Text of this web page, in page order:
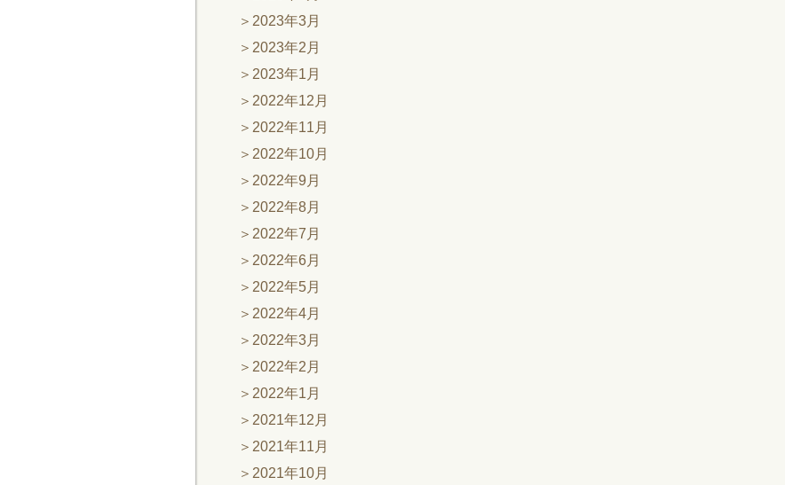
2023年3月
2023年2月
2023年1月
2022年12月
2022年11月
2022年10月
2022年9月
2022年8月
2022年7月
2022年6月
2022年5月
2022年4月
2022年3月
2022年2月
2022年1月
2021年12月
2021年11月
2021年10月